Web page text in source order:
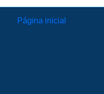
Página inicial